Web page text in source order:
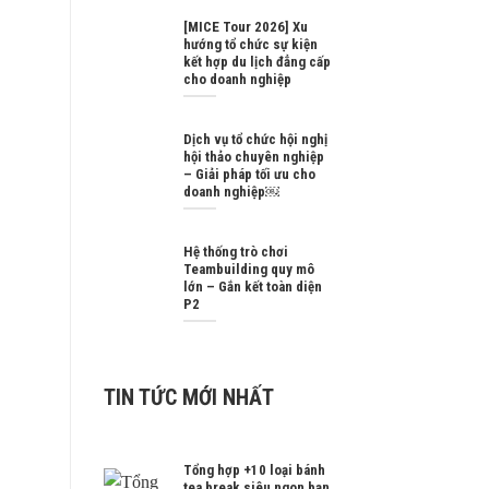
[MICE Tour 2026] Xu
hướng tổ chức sự kiện
kết hợp du lịch đẳng cấp
cho doanh nghiệp
Dịch vụ tổ chức hội nghị
hội thảo chuyên nghiệp
– Giải pháp tối ưu cho
doanh nghiệp￼
Hệ thống trò chơi
Teambuilding quy mô
lớn – Gắn kết toàn diện
P2
TIN TỨC MỚI NHẤT
Tổng hợp +10 loại bánh